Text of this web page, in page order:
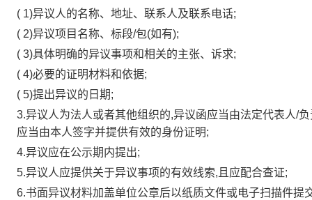
( 1)异议人的名称、地址、联系人及联系电话;
( 2)异议项目名称、标段/包(如有);
( 3)具体明确的异议事项和相关的主张、诉求;
( 4)必要的证明材料和依据;
( 5)提出异议的日期;
3.异议人为法人或者其他组织的,异议函应当由法定代表人/
应当由本人签字并提供有效的身份证明;
4.异议应在公示期内提出;
5.异议人应提供关于异议事项的有效线索,且应配合查证;
6.书面异议材料加盖单位公章后以纸质文件或电子扫描件提